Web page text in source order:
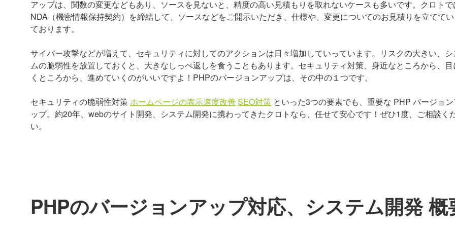
アップは、関数の変更などもあり、ソースを見ないと、精度の高い見積もりを取れないケースも多いです。クロト
NDA（機密情報保持契約）を締結して、ソースなどをご開示いただき、仕様や、変更についてのお見積りを立てて
ております。
サイバー攻撃などが増えて、セキュリティに対してのアクションは日々増加していっています。リスクの大きい、
ムの脆弱性を放置しておくと、大きなしっぺ返しを食うこともあります。セキュリティ対策、身近なところから、
くところから、進めていくのがいいですよ！PHPのバージョンアップは、その中の１つです。
セキュリティの脆弱性対策ホームページの表示速度改善SEO対策 といった3つの要素でも、重要な PHP バージョ
ップ。約20年、webのサイト開発、システム開発に携わってきたクロトなら、任せて安心です！ぜひ1度、ご相談く
い。
PHPのバージョンアップ対応、システム開発 概